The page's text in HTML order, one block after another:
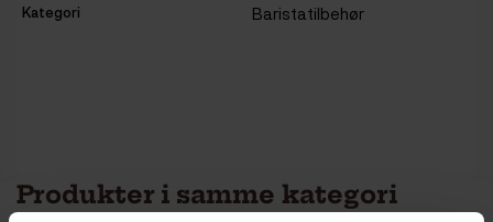
Kategori Baristatilbehør
Produkter i samme kategori